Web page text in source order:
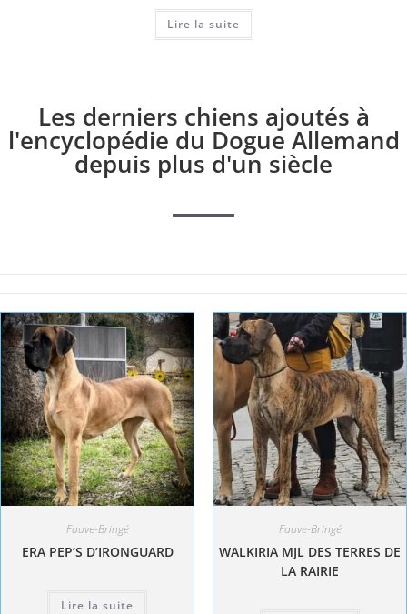
Lire la suite
Les derniers chiens ajoutés à
l'encyclopédie du Dogue Allemand
depuis plus d'un siècle
Fauve-Bringé
ERA PEP’S D’IRONGUARD
Lire la suite
Fauve-Bringé
WALKIRIA MJL DES TERRES DE
LA RAIRIE